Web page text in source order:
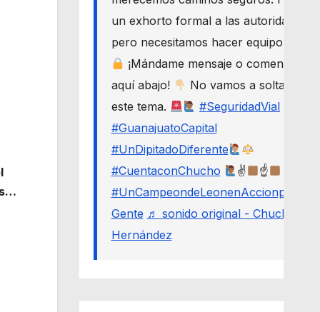
un exhorto formal a las autoridades,
pero necesitamos hacer equipo.
¡Mándame mensaje o comenta
aquí abajo!
No vamos a soltar
este tema.
#SeguridadVial
#GuanajuatoCapital
#UnDipitadoDiferente
#CuentaconChucho
✌
☝
#UnCampeondeLeonenAccionporLa
Gente ♬ sonido original - Chucho
Hernández